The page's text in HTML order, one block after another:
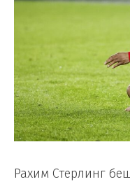
Рахим Стерлинг